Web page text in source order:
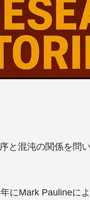
と混沌の関係を問
にMark Paulineに